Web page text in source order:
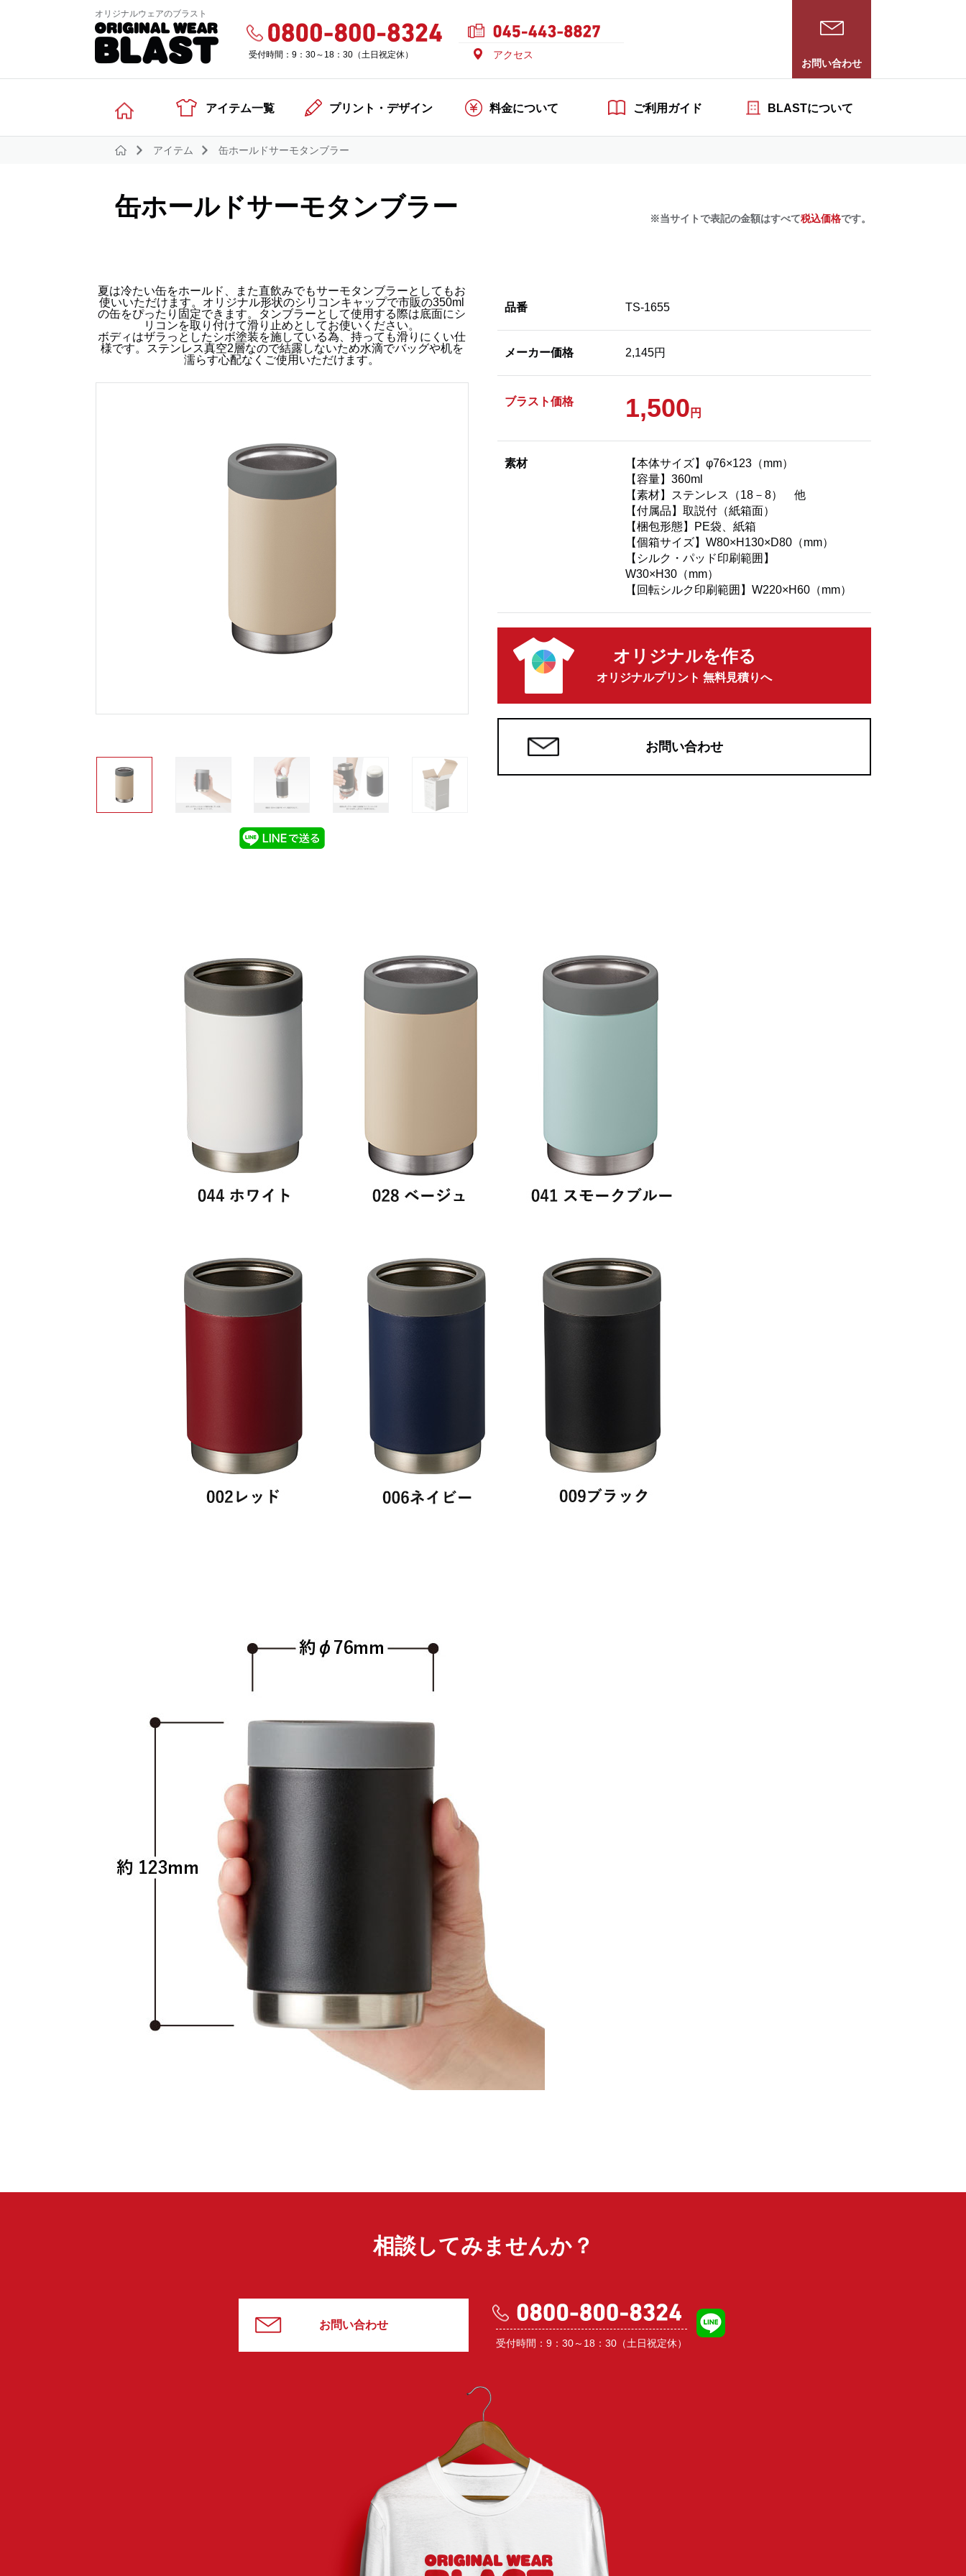
オリジナルウェアのブラスト
受付時間：9：30～18：30（土日祝定休） アクセス
お問い合わせ
アイテム一覧 プリント・デザイン 料金について ご利用ガイド BLASTについて
アイテム 缶ホールドサーモタンブラー
缶ホールドサーモタンブラー ※当サイトで表記の金額はすべて税込価格です。
夏は冷たい缶をホールド、また直飲みでもサーモタンブラーとしてもお
使いいただけます。オリジナル形状のシリコンキャップで市販の350ml
の缶をぴったり固定できます。タンブラーとして使用する際は底面にシ
リコンを取り付けて滑り止めとしてお使いください。
ボディはザラっとしたシボ塗装を施している為、持っても滑りにくい仕
様です。ステンレス真空2層なので結露しないため水滴でバッグや机を
濡らす心配なくご使用いただけます。
品番 TS-1655
メーカー価格 2,145円
ブラスト価格 1,500 円
素材
【本体サイズ】φ76×123（mm）
【容量】360ml
【素材】ステンレス（18－8） 他
【付属品】取説付（紙箱面）
【梱包形態】PE袋、紙箱
【個箱サイズ】W80×H130×D80（mm）
【シルク・パッド印刷範囲】
W30×H30（mm）
【回転シルク印刷範囲】W220×H60（mm）
オリジナルを作る
オリジナルプリント 無料見積りへ
お問い合わせ
相談してみませんか？
お問い合わせ
受付時間：9：30～18：30（土日祝定休）